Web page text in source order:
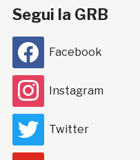
Segui la GRB
Facebook
Instagram
Twitter